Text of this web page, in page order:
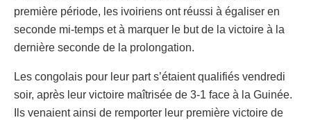
première période, les ivoiriens ont réussi à égaliser en
seconde mi-temps et à marquer le but de la victoire à la
dernière seconde de la prolongation.
Les congolais pour leur part s’étaient qualifiés vendredi
soir, après leur victoire maîtrisée de 3-1 face à la Guinée.
Ils venaient ainsi de remporter leur première victoire de